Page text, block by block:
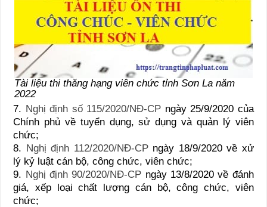
Tài liệu thi thăng hạng viên chức tỉnh Sơn La năm
2022
7. Nghị định số 115/2020/NĐ-CP ngày 25/9/2020 của
Chính phủ về tuyển dụng, sử dụng và quản lý viên
chức;
8. Nghị định 112/2020/NĐ-CPngày 18/9/2020 về xử
lý kỷ luật cán bộ, công chức, viên chức;
9. Nghị định 90/2020/NĐ-CP ngày 13/8/2020 về đánh
giá, xếp loại chất lượng cán bộ, công chức, viên
chức;